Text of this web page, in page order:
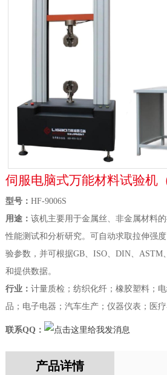
伺服电脑式万能材料试验机
型号： HF-9006S
用途： 该机主要用于金属丝、非金属材料
性能测试和分析研究。可自动求取拉伸强
验参数，并可根据GB、ISO、DIN、ASTM
和提供数据。
行业： 计量质检；纺织化纤；橡胶塑料；
品；电子电器；汽车生产；仪器仪表；医
联系QQ：
产品详情